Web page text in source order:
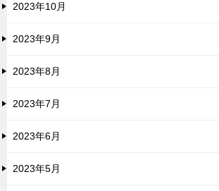
2023年10月
2023年9月
2023年8月
2023年7月
2023年6月
2023年5月